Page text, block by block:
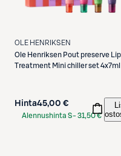
OLE HENRIKSEN
Ole Henriksen Pout preserve Lip
Treatment Mini chiller set 4x7ml
Hinta45,00 €
Alennushinta S-31,50 €